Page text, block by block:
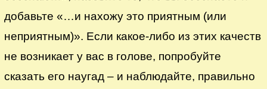
добавьте «…и нахожу это приятным (или
неприятным)». Если какое-либо из этих качеств
не возникает у вас в голове, попробуйте
сказать его наугад – и наблюдайте, правильно